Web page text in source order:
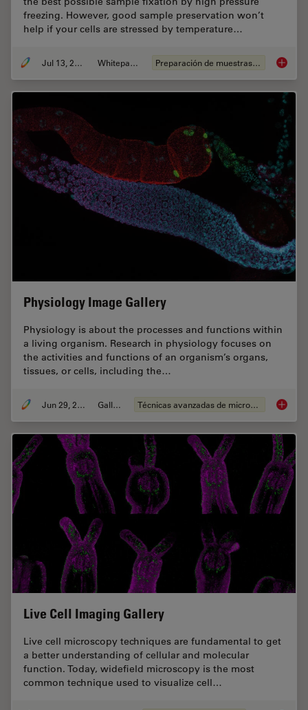
freezing. However, good sample preservation won’t
help if your cells are stressed by temperature…
Jul 13, 2021 Whitepaper Preparación de muestras EM How to
Physiology Image Gallery
Physiology is about the processes and functions within
a living organism. Research in physiology focuses on
the activities and functions of an organism’s organs,
tissues, or cells, including the…
Jun 29, 2021 Gallery Técnicas avanzadas de microscopía
Live Cell Imaging Gallery
Live cell microscopy techniques are fundamental to get
a better understanding of cellular and molecular
function. Today, widefield microscopy is the most
common technique used to visualize cell…